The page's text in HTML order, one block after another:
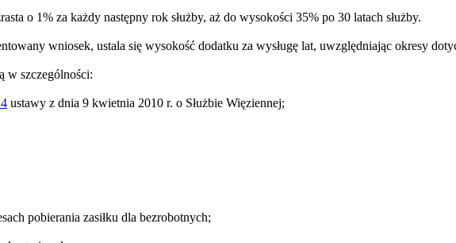
o 1% za każdy następny rok służby, aż do wysokości 35% po 30 latach służby.
wniosek, ustala się wysokość dodatku za wysługę lat, uwzględniając okresy
w szczególności:
ustawy z dnia 9 kwietnia 2010 r. o Służbie Więziennej;
pobierania zasiłku dla bezrobotnych;